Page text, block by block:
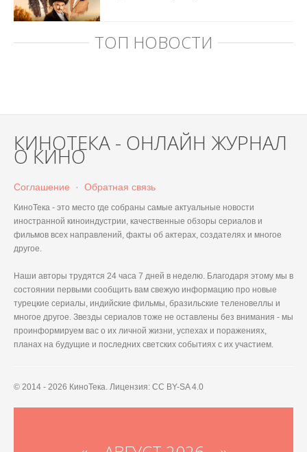
ТОП НОВОСТИ
КИНОТЕКА - ОНЛАЙН ЖУРНАЛ
О КИНО
Соглашение · Обратная связь
КиноТека - это место где собраны самые актуальные новости
иностранной киноиндустрии, качественные обзоры сериалов и
фильмов всех направлений, факты об актерах, создателях и многое
другое.
Наши авторы трудятся 24 часа 7 дней в неделю. Благодаря этому мы в
состоянии первыми сообщить вам свежую информацию про новые
турецкие сериалы, индийские фильмы, бразильские теленовеллы и
многое другое. Звезды сериалов тоже не оставлены без внимания - мы
проинформируем вас о их личной жизни, успехах и поражениях,
планах на будущие и последних светских событиях с их участием.
© 2014 - 2026 КиноТека. Лицензия: CC BY-SA 4.0